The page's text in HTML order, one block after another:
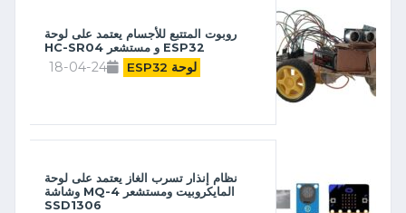
روبوت المتتبع للأجسام يعتمد على لوحة
ESP32 و مستشعر HC-SR04
لوحة ESP32 18-04-24
نظام إنذار تسرب الغاز يعتمد على لوحة
المايكروبيت ومستشعر MQ-4 وشاشة
SSD1306